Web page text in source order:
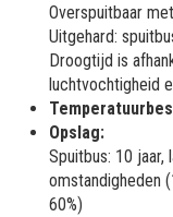
Overspuitbaar
Uitgehard:
Droogtijd is
luchtvochtigheid
Opslag:
Spuitbus: 10 jaar,
omstandigheden
60%)